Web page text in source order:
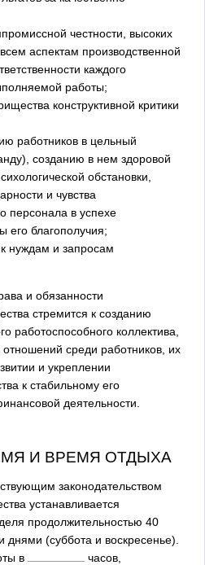
честности, высоких
аспектам производственной
каждого
работы;
конструктивной критики
работников в цельный
созданию в нем здоровой
обстановки,
и чувства
персонала в успехе
его благополучия;
нуждам и запросам
и обязанности
стремится к созданию
работоспособного коллектива,
среди работников, их
и укреплении
к стабильному его
деятельности.
И ВРЕМЯ ОТДЫХА
законодательством
устанавливается
продолжительностью 40
(суббота и воскресенье).
в
часов,